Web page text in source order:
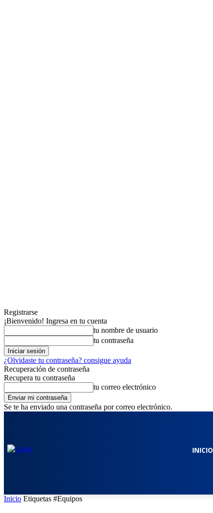
Registrarse
¡Bienvenido! Ingresa en tu cuenta
tu nombre de usuario
tu contraseña
¿Olvidaste tu contraseña? consigue ayuda
Recuperación de contraseña
Recupera tu contraseña
tu correo electrónico
Se te ha enviado una contraseña por correo electrónico.
INICIO
Inicio Etiquetas #Equipos